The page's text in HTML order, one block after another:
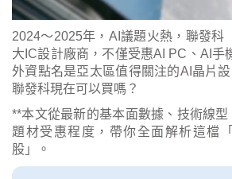
2024～2025年，AI議題火熱，聯發科
大IC設計廠商，不僅受惠AI PC、AI手
外資點名是亞太區值得關注的AI晶片
聯發科現在可以買嗎？
**本文從最新的基本面數據、技術線型
題材受惠程度，帶你全面解析這檔
股」。